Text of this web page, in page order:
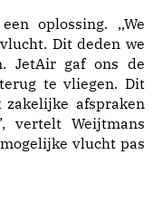
oplossing. ,,We
Dit deden we
JetAir gaf ons de
te vliegen. Dit
afspraken
vertelt Weijtmans
vlucht pas